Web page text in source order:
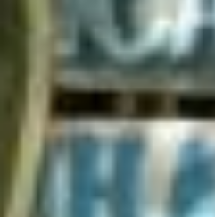
LA VILLA CANNES CROISETTE